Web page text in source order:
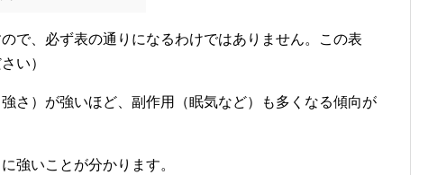
で、必ず表の通りになるわけではありません。この表
い）
さ）が強いほど、副作用（眠気など）も多くなる傾向が
強いことが分かります。